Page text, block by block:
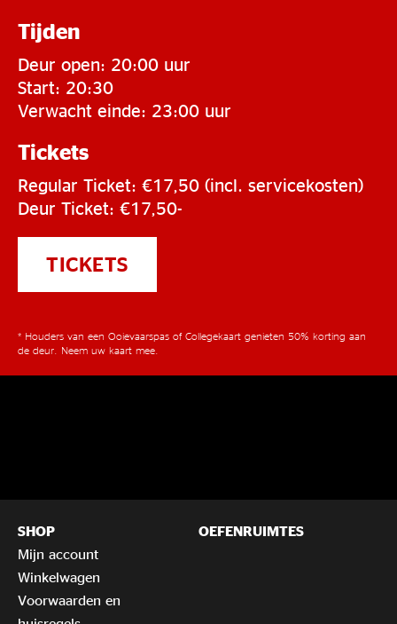
Tijden
Deur open: 20:00 uur
Start: 20:30
Verwacht einde: 23:00 uur
Tickets
Regular Ticket: €17,50 (incl. servicekosten)
Deur Ticket: €17,50-
TICKETS
* Houders van een Ooievaarspas of Collegekaart genieten 50% korting aan
de deur. Neem uw kaart mee.
SHOP
Mijn account
Winkelwagen
Voorwaarden en
OEFENRUIMTES